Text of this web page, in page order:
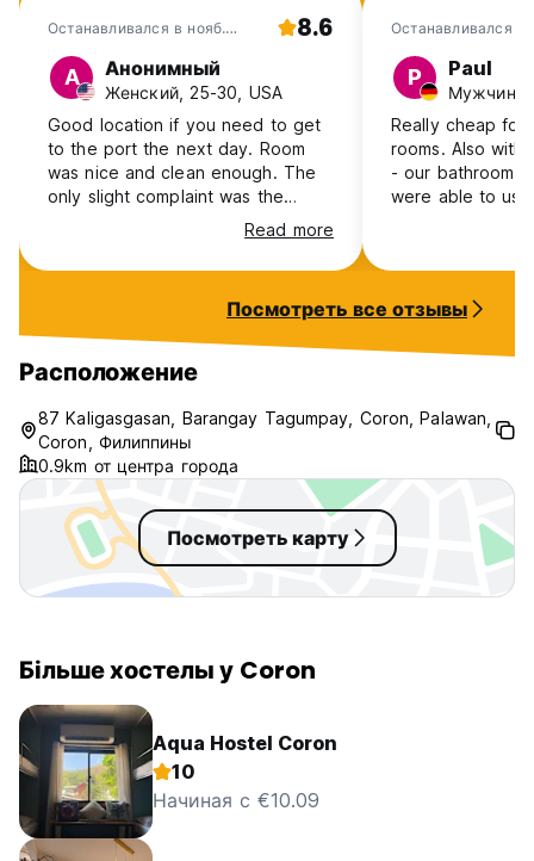
Останавливался в нояб.
8.6
А Анонимный
Женский, 25-30, USA
Good location if you need to get
to the port the next day. Room
was nice and clean enough. The
only slight complaint was the
bathroom didn’t have a fan so it
was almost too hot to use the
bathroom haha but staff was kind
Read more
Останавливался в
P Paul
Мужчина,
Really cheap for
rooms. Also with private bathroom
- our bathroom
were able to
Посмотреть все отзывы
Расположение
87 Kaligasgasan, Barangay Tagumpay, Coron, Palawan,
Coron, Филиппины
0.9km от центра города
Посмотреть карту
Більше хостелы у Coron
Aqua Hostel Coron
10
Начиная с €10.09